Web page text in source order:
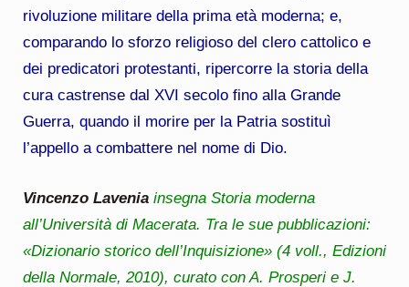
rivoluzione militare della prima età moderna; e,
comparando lo sforzo religioso del clero cattolico e
dei predicatori protestanti, ripercorre la storia della
cura castrense dal XVI secolo fino alla Grande
Guerra, quando il morire per la Patria sostituì
l’appello a combattere nel nome di Dio.
Vincenzo Laveniainsegna Storia moderna
all’Università di Macerata. Tra le sue pubblicazioni:
«Dizionario storico dell’Inquisizione» (4 voll., Edizioni
della Normale, 2010), curato con A. Prosperi e J.